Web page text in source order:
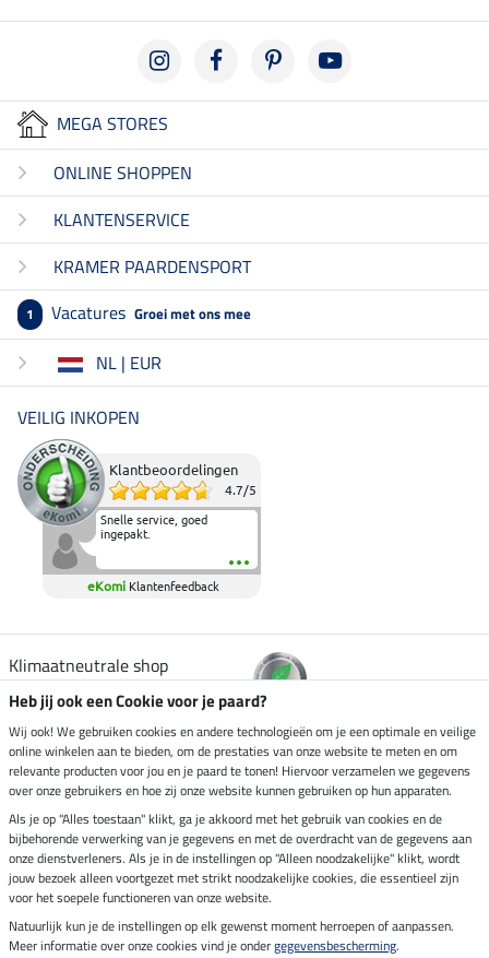
MEGA STORES
ONLINE SHOPPEN
KLANTENSERVICE
KRAMER PAARDENSPORT
1 Vacatures Groei met ons mee
NL | EUR
VEILIG INKOPEN
Klantbeoordelingen
4.7/5
Snelle service, goed
ingepakt.
eKomi Klantenfeedback
Klimaatneutrale shop
Verzending per
Veilig betalen met
Impressum
Heb jij ook een Cookie voor je paard?
Wij ook! We gebruiken cookies en andere technologieën om je een optimale en veilige
online winkelen aan te bieden, om de prestaties van onze website te meten en om
relevante producten voor jou en je paard te tonen! Hiervoor verzamelen we gegevens
over onze gebruikers en hoe zij onze website kunnen gebruiken op hun apparaten.
Als je op "Alles toestaan" klikt, ga je akkoord met het gebruik van cookies en de
bijbehorende verwerking van je gegevens en met de overdracht van de gegevens aan
onze dienstverleners. Als je in de instellingen op "Alleen noodzakelijke" klikt, wordt
jouw bezoek alleen voortgezet met strikt noodzakelijke cookies, die essentieel zijn
voor het soepele functioneren van onze website.
Natuurlijk kun je de instellingen op elk gewenst moment herroepen of aanpassen.
Meer informatie over onze cookies vind je ondergegevensbescherming.